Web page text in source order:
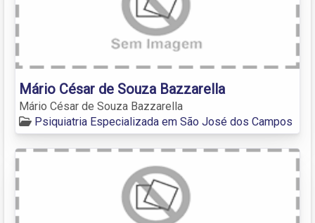
Mário César de Souza Bazzarella
Mário César de Souza Bazzarella
Psiquiatria Especializada em São José dos Campos